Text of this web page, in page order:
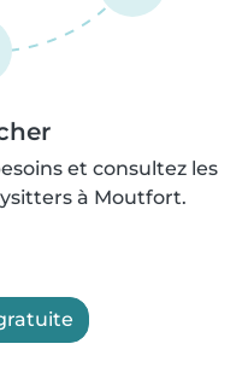
et consultez les
à Moutfort.